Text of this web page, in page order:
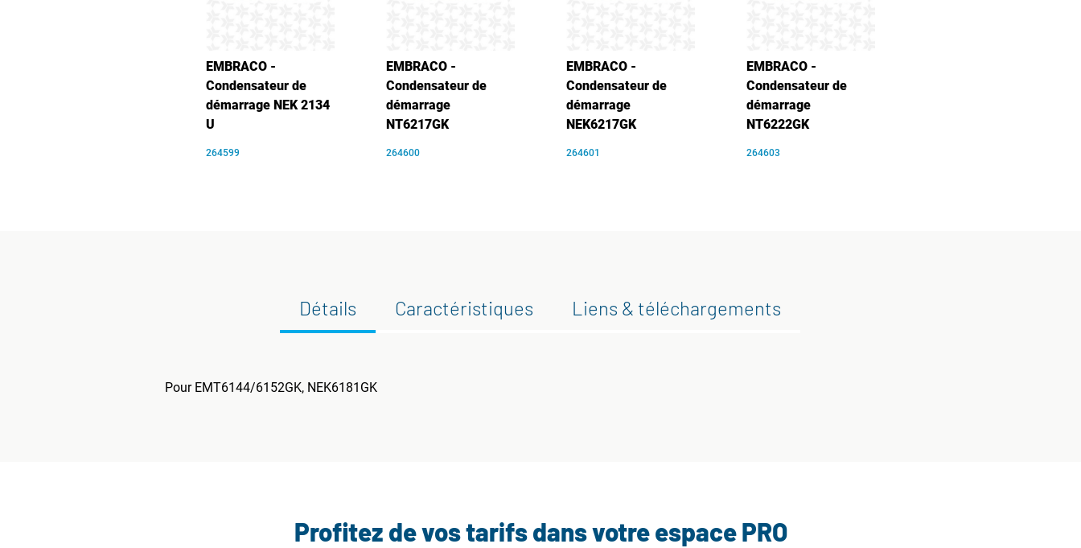
EMBRACO -
Condensateur de
démarrage NEK 2134
U
264599
EMBRACO -
Condensateur de
démarrage
NT6217GK
264600
EMBRACO -
Condensateur de
démarrage
NEK6217GK
264601
EMBRACO -
Condensateur de
démarrage
NT6222GK
264603
Détails Caractéristiques Liens & téléchargements
Pour EMT6144/6152GK, NEK6181GK
Profitez de vos tarifs dans votre espace PRO